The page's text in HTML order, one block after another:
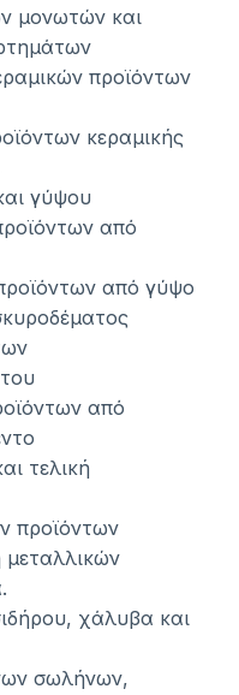
μονωτών και
προϊόντων
κεραμικής
γύψου
από
από γύψο
από
τελική
προϊόντων
χάλυβα και
σωλήνων,